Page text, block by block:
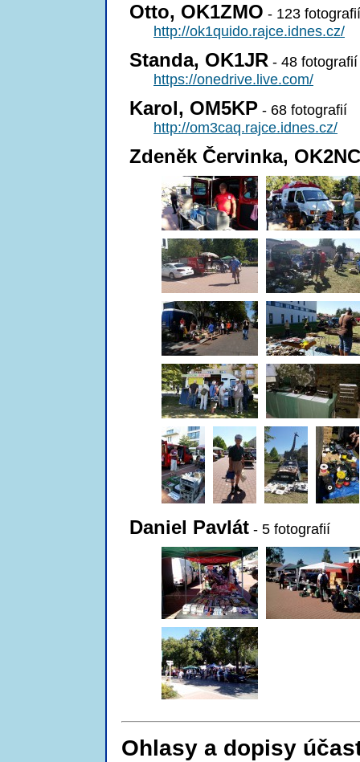
Otto, OK1ZMO - 123
http://ok1quido.rajce.idnes.cz/
Standa, OK1JR - 48 fotografií
https://onedrive.live.com/
Karol, OM5KP - 68 fotografií
http://om3caq.rajce.idnes.cz/
Zdeněk Červinka,
Daniel Pavlát - 5 fotografií
Ohlasy a dopisy